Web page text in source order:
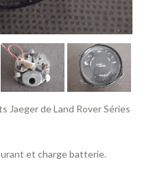
Jaeger de Land Rover Séries
et charge batterie.